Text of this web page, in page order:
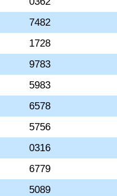
7482
1728
9783
5983
6578
5756
0316
6779
5089